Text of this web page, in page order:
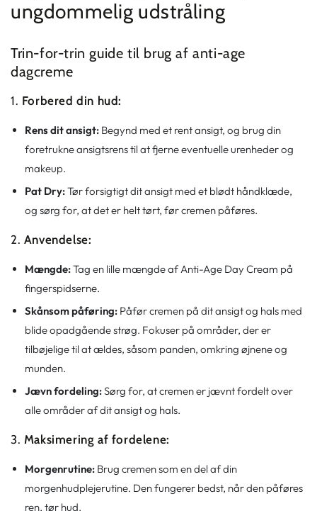
ungdommelig udstråling
Trin-for-trin guide til brug af anti-age
dagcreme
1. Forbered din hud:
Rens dit ansigt: Begynd med et rent ansigt, og brug din
foretrukne ansigtsrens til at fjerne eventuelle urenheder og
makeup.
Pat Dry:Tør forsigtigt dit ansigt med et blødt håndklæde,
og sørg for, at det er helt tørt, før cremen påføres.
2. Anvendelse:
Mængde:Tag en lille mængde af Anti-Age Day Cream på
fingerspidserne.
Skånsom påføring: Påfør cremen på dit ansigt og hals med
blide opadgående strøg. Fokuser på områder, der er
tilbøjelige til at ældes, såsom panden, omkring øjnene og
munden.
Jævn fordeling:Sørg for, at cremen er jævnt fordelt over
alle områder af dit ansigt og hals.
3. Maksimering af fordelene:
Morgenrutine: Brug cremen som en del af din
morgenhudplejerutine. Den fungerer bedst, når den påføres
ren, tør hud.